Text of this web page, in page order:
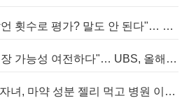
[홍콩정치] "의원 발언 횟수로 평가? 말도 안 된다"… 홍콩 입법회 의장의 일침
[홍콩경제] "홍콩 성장 가능성 여전하다"… UBS, 올해 홍콩 GDP 성장률 전망치 4.5%로 대폭 상향
[홍콩뉴스] 어린 두 자녀, 마약 성분 젤리 먹고 병원 이송… 어머니와 친척 체포